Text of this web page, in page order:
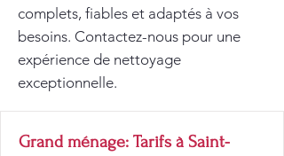
complets, fiables et adaptés à vos
besoins. Contactez-nous pour une
expérience de nettoyage
exceptionnelle.
Grand ménage: Tarifs à Saint-